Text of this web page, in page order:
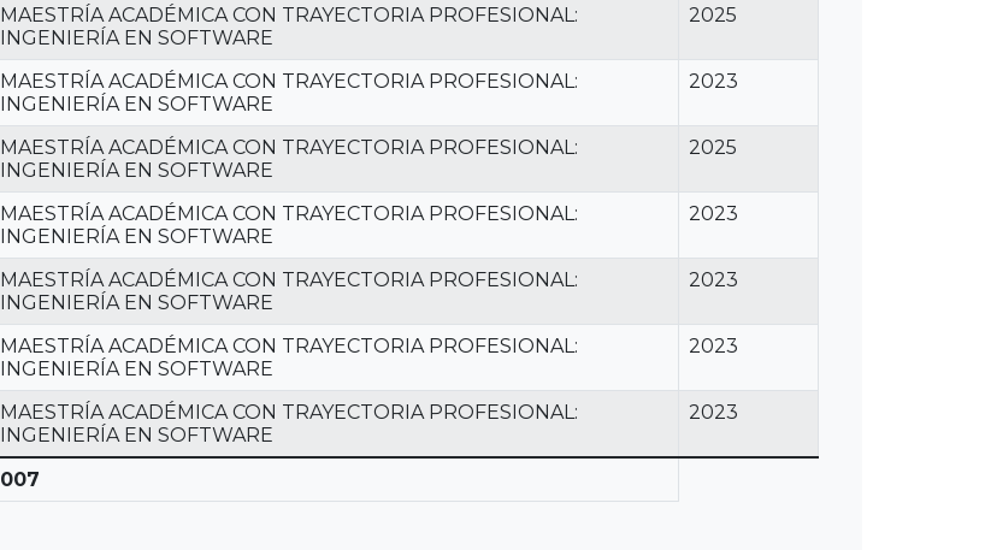
MAESTRÍA ACADÉMICA CON TRAYECTORIA PROFESIONAL:
INGENIERÍA EN SOFTWARE
2025
MAESTRÍA ACADÉMICA CON TRAYECTORIA PROFESIONAL:
INGENIERÍA EN SOFTWARE
2023
MAESTRÍA ACADÉMICA CON TRAYECTORIA PROFESIONAL:
INGENIERÍA EN SOFTWARE
2025
MAESTRÍA ACADÉMICA CON TRAYECTORIA PROFESIONAL:
INGENIERÍA EN SOFTWARE
2023
MAESTRÍA ACADÉMICA CON TRAYECTORIA PROFESIONAL:
INGENIERÍA EN SOFTWARE
2023
MAESTRÍA ACADÉMICA CON TRAYECTORIA PROFESIONAL:
INGENIERÍA EN SOFTWARE
2023
MAESTRÍA ACADÉMICA CON TRAYECTORIA PROFESIONAL:
INGENIERÍA EN SOFTWARE
2023
007